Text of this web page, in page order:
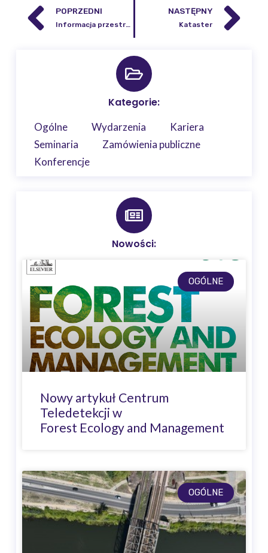
POPRZEDNI
Informacja przestrzenna
NASTĘPNY
Kataster
Kategorie:
Ogólne Wydarzenia
Kariera
Seminaria
Zamówienia publiczne
Konferencje
Nowości:
OGÓLNE
Nowy artykuł Centrum
Teledetekcji w
Forest Ecology and Management
OGÓLNE